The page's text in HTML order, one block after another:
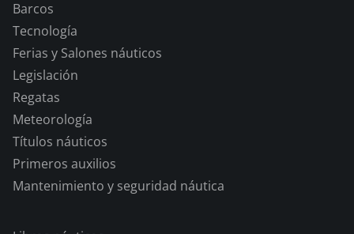
Barcos
Tecnología
Ferias y Salones náuticos
Legislación
Regatas
Meteorología
Títulos náuticos
Primeros auxilios
Mantenimiento y seguridad náutica